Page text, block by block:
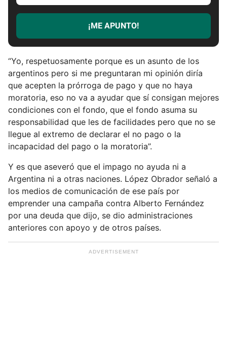
c
r
e
u
l
¡ME APUNTO!
“Yo, respetuosamente porque es un asunto de los
argentinos pero si me preguntaran mi opinión diría
que acepten la prórroga de pago y que no haya
moratoria, eso no va a ayudar que sí consigan mejores
condiciones con el fondo, que el fondo asuma su
responsabilidad que les de facilidades pero que no se
llegue al extremo de declarar el no pago o la
incapacidad del pago o la moratoria”.
Y es que aseveró que el impago no ayuda ni a
Argentina ni a otras naciones. López Obrador señaló a
los medios de comunicación de ese país por
emprender una campaña contra Alberto Fernández
por una deuda que dijo, se dio administraciones
anteriores con apoyo y de otros países.